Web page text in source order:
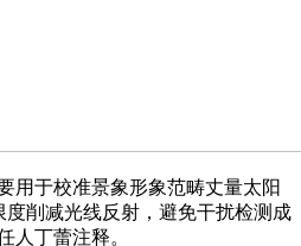
于校准景象形象范畴丈量太阳
削减光线反射，避免干扰检测成
人丁蕾注释。